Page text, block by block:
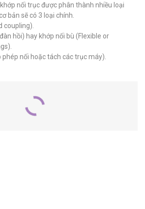
nối trục được phân thành nhiều loại
bản sẽ có 3 loại chính.
coupling).
hồi) hay khớp nối bù (Flexible or
phép nối hoặc tách các trục máy).